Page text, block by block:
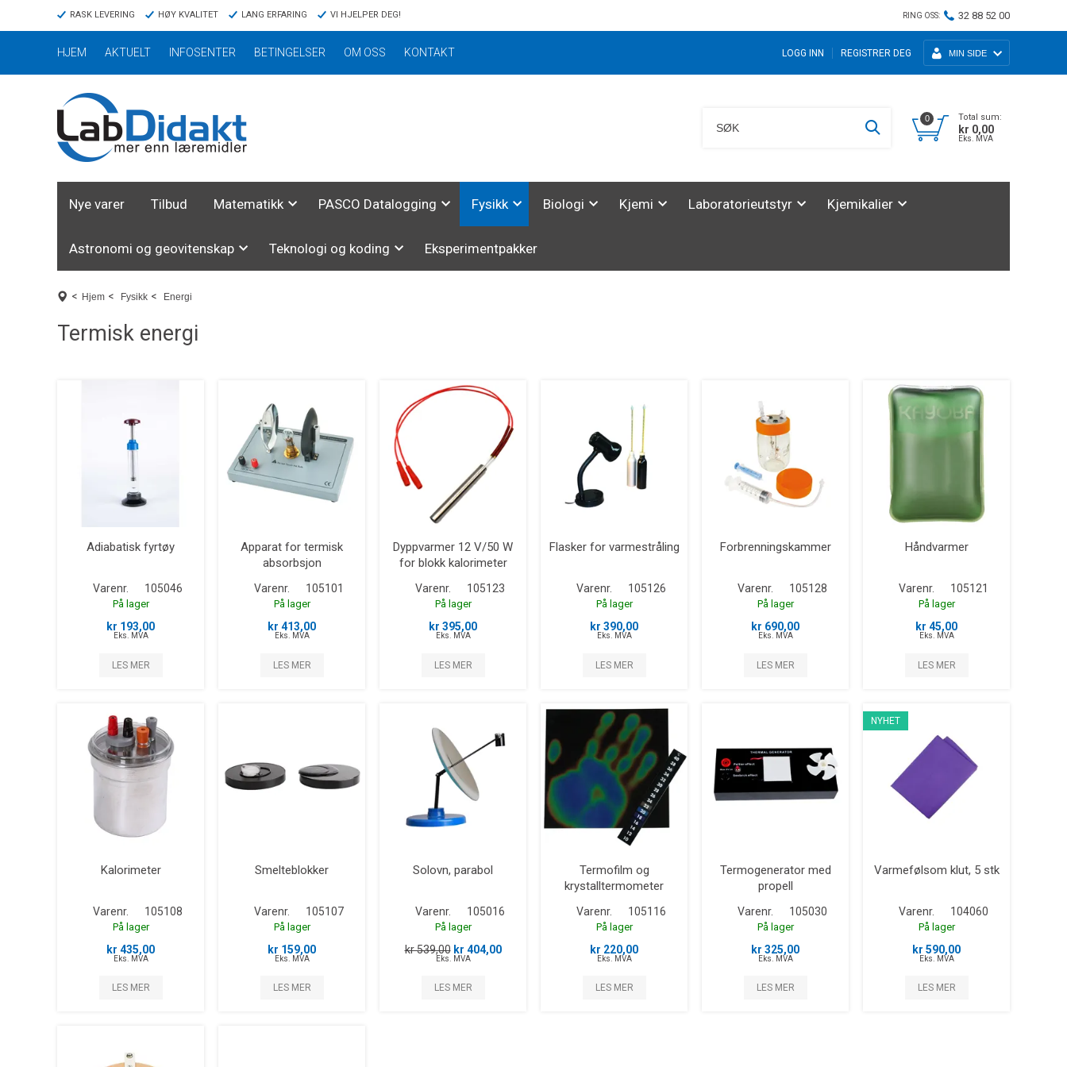
RASK LEVERING HØY KVALITET LANG ERFARING VI HJELPER DEG! RING OSS: 32 88 52 00
HJEM AKTUELT INFOSENTER BETINGELSER OM OSS KONTAKT MIN SIDE
LOGG INN REGISTRER DEG
0 Total sum:
kr 0,00
Eks. MVA
Nye varer Tilbud Matematikk PASCO Datalogging Fysikk Biologi Kjemi Laboratorieutstyr Kjemikalier
Astronomi og geovitenskap Teknologi og koding Eksperimentpakker
< Hjem < Fysikk < Energi
Termisk energi
Adiabatisk fyrtøy
Varenr. 105046
På lager
kr 193,00
Eks. MVA
LES MER
Apparat for termisk
absorbsjon
Varenr. 105101
På lager
kr 413,00
Eks. MVA
LES MER
Dyppvarmer 12 V/50 W
for blokk kalorimeter
Varenr. 105123
På lager
kr 395,00
Eks. MVA
LES MER
Flasker for varmestråling
Varenr. 105126
På lager
kr 390,00
Eks. MVA
LES MER
Forbrenningskammer
Varenr. 105128
På lager
kr 690,00
Eks. MVA
LES MER
Håndvarmer
Varenr. 105121
På lager
kr 45,00
Eks. MVA
LES MER
Kalorimeter
Varenr. 105108
På lager
kr 435,00
Eks. MVA
LES MER
Smelteblokker
Varenr. 105107
På lager
kr 159,00
Eks. MVA
LES MER
Solovn, parabol
Varenr. 105016
På lager
kr 539,00 kr 404,00
Eks. MVA
LES MER
Termofilm og
krystalltermometer
Varenr. 105116
På lager
kr 220,00
Eks. MVA
LES MER
Termogenerator med
propell
Varenr. 105030
På lager
kr 325,00
Eks. MVA
LES MER
NYHET
Varmefølsom klut, 5 stk
Varenr. 104060
På lager
kr 590,00
Eks. MVA
LES MER